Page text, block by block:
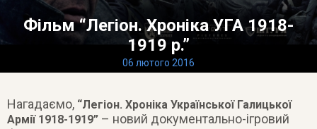
ДОВІДКА
Фільм “Легіон. Хроніка УГА 1918-
1919 р.”
06 лютого 2016
Нагадаємо, “Легіон. Хроніка Української Галицької
Армії 1918-1919” – новий документально-ігровий